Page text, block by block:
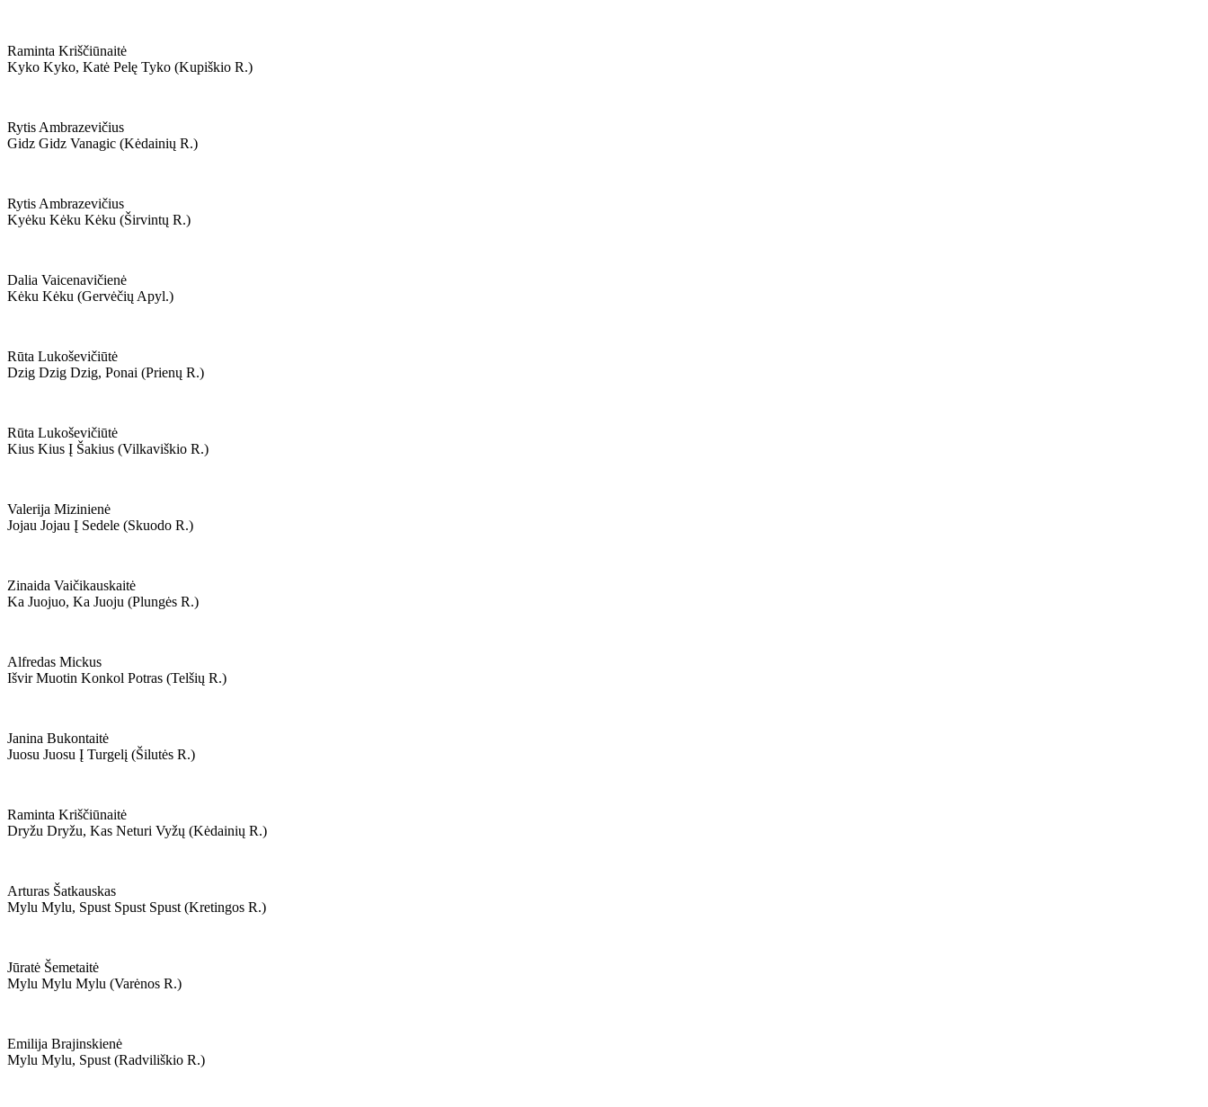
Raminta Kriščiūnaitė
Kyko Kyko, Katė Pelę Tyko (kupiškio R.)
Rytis Ambrazevičius
Gidz Gidz Vanagic (kėdainių R.)
Rytis Ambrazevičius
Kyėku Kėku Kėku (širvintų R.)
Dalia Vaicenavičienė
Kėku Kėku (gervėčių Apyl.)
Rūta Lukoševičiūtė
Dzig Dzig Dzig, Ponai (prienų R.)
Rūta Lukoševičiūtė
Kius Kius Į Šakius (vilkaviškio R.)
Valerija Mizinienė
Jojau Jojau Į Sedele (skuodo R.)
Zinaida Vaičikauskaitė
Ka Juojuo, Ka Juoju (plungės R.)
Alfredas Mickus
Išvir Muotin Konkol Potras (telšių R.)
Janina Bukontaitė
Juosu Juosu Į Turgelį (šilutės R.)
Raminta Kriščiūnaitė
Dryžu Dryžu, Kas Neturi Vyžų (kėdainių R.)
Arturas Šatkauskas
Mylu Mylu, Spust Spust Spust (kretingos R.)
Jūratė Šemetaitė
Mylu Mylu Mylu (varėnos R.)
Emilija Brajinskienė
Mylu Mylu, Spust (radviliškio R.)